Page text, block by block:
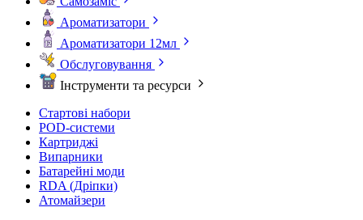
Ароматизатори
Ароматизатори 12мл
Обслуговування
Інструменти та ресурси
Стартові набори
POD-системи
Картриджі
Випарники
Батарейні моди
RDA (Дріпки)
Атомайзери